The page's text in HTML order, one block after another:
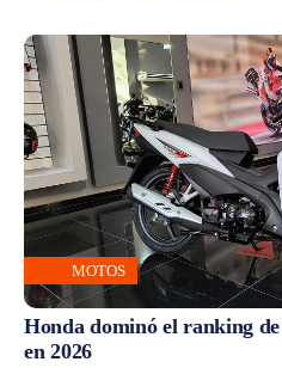
MOTOS
Honda dominó el ranking
en 2026